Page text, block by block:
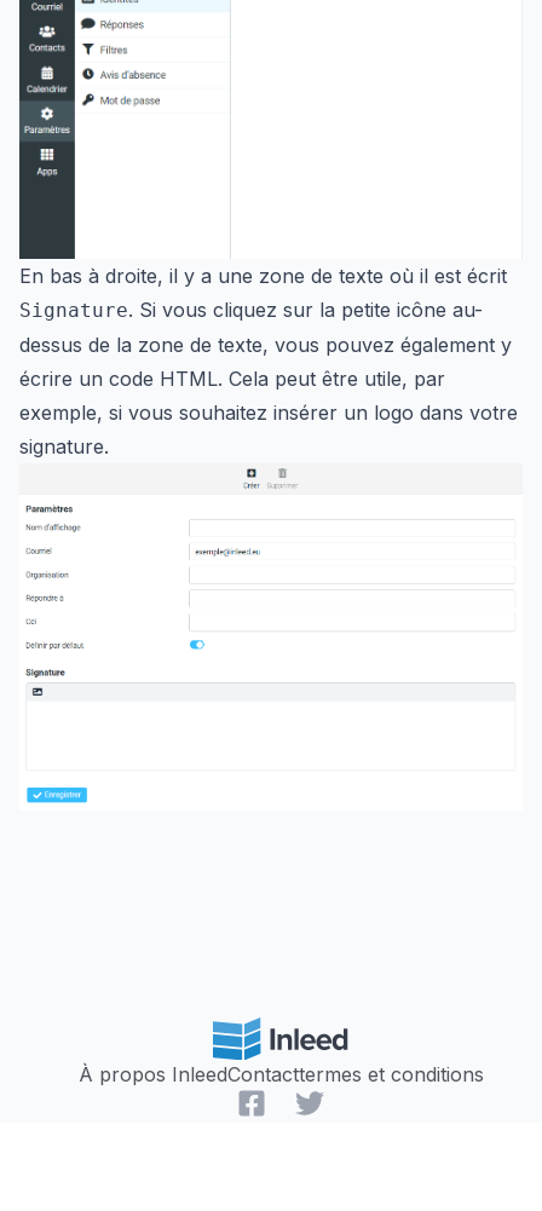
En bas à droite, il y a une zone de texte où il est écrit
Signature. Si vous cliquez sur la petite icône au-
dessus de la zone de texte, vous pouvez également y
écrire un code HTML. Cela peut être utile, par
exemple, si vous souhaitez insérer un logo dans votre
signature.
À propos InleedContacttermes et conditions
FacebookTwitter